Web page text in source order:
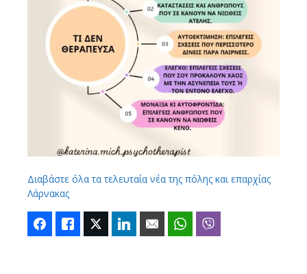
Διαβάστε όλα τα τελευταία νέα της πόλης και επαρχίας
Λάρνακας
FacebookLike Twitter LinkedIn Email WhatsApp